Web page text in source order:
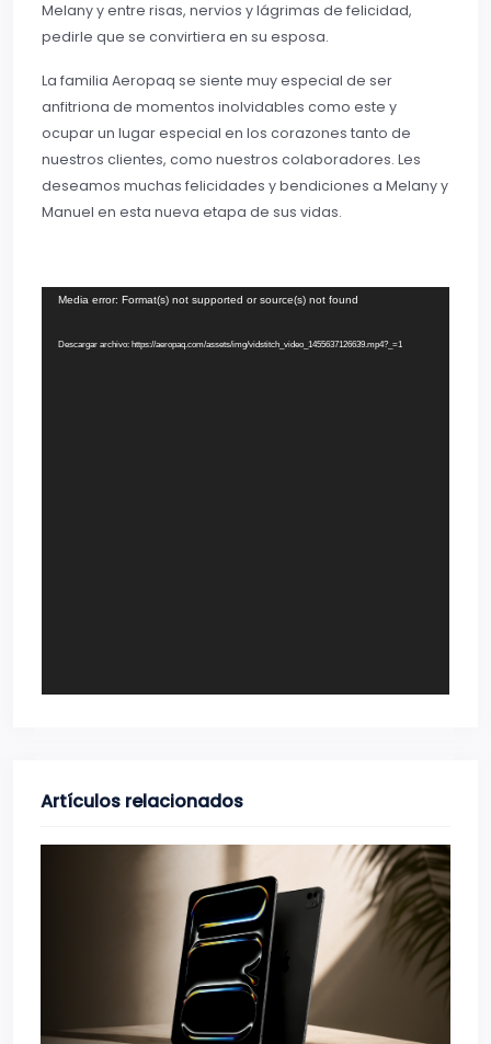
Melany y entre risas, nervios y lágrimas de felicidad,
pedirle que se convirtiera en su esposa.
La familia Aeropaq se siente muy especial de ser
anfitriona de momentos inolvidables como este y
ocupar un lugar especial en los corazones tanto de
nuestros clientes, como nuestros colaboradores. Les
deseamos muchas felicidades y bendiciones a Melany y
Manuel en esta nueva etapa de sus vidas.
Reproductor
vídeo
Media error: Format(s) not supported or source(s) not found
Descargar archivo: https://aeropaq.com/assets/img/vidstitch_video_1455637126639.mp4?_=1
Artículos relacionados